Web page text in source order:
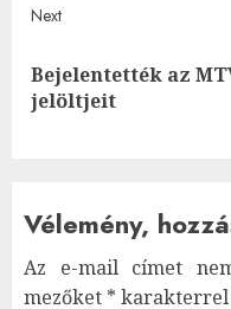
Next
Next
post:
Bejelentették az
jelöltjeit
Vélemény,
Az e-mail címet
mezőket *